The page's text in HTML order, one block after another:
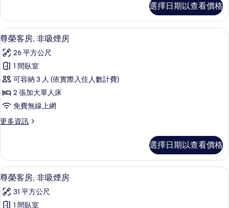
房
的
所
有
相
片
客
房,
非
吸
煙
房
詳
情
選擇日期以查看價格
顯
示
尊
榮
客
房,
非
吸
房
的
所
有
尊榮客房, 非吸煙房 | 低過敏寢具、羽
12
尊榮客房, 非吸煙房
26 平方公尺
1 間臥室
可容納 3 人 (依實際入住人數計費)
2 張加大單人床
免費無線上網
更多資訊
更
客
房,
非
吸
煙
房
選擇日期以查看價格
顯
示
尊
低過敏寢具、羽絨被、筆電工作空間
11
尊榮客房, 非吸煙房
31 平方公尺
1 間臥室